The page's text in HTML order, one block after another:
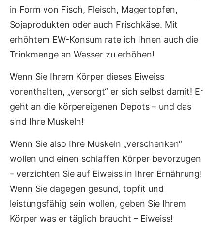
in Form von Fisch, Fleisch, Magertopfen,
Sojaprodukten oder auch Frischkäse. Mit
erhöhtem EW-Konsum rate ich Ihnen auch die
Trinkmenge an Wasser zu erhöhen!
Wenn Sie Ihrem Körper dieses Eiweiss
vorenthalten, „versorgt“ er sich selbst damit! Er
geht an die körpereigenen Depots – und das
sind Ihre Muskeln!
Wenn Sie also Ihre Muskeln „verschenken“
wollen und einen schlaffen Körper bevorzugen
– verzichten Sie auf Eiweiss in Ihrer Ernährung!
Wenn Sie dagegen gesund, topfit und
leistungsfähig sein wollen, geben Sie Ihrem
Körper was er täglich braucht – Eiweiss!